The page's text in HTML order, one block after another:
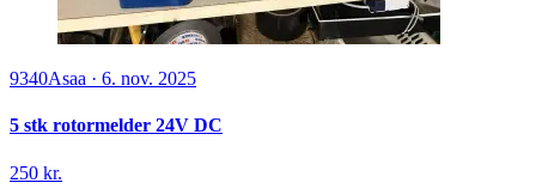
9340Asaa · 6. nov. 2025
5 stk rotormelder 24V DC
250 kr.